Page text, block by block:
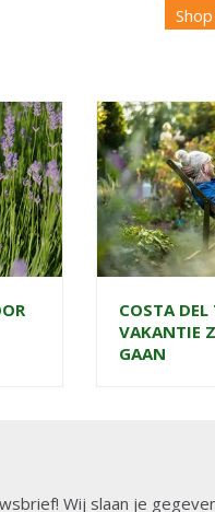
COSTA
VAKANTIE
GAAN
Wij slaan je